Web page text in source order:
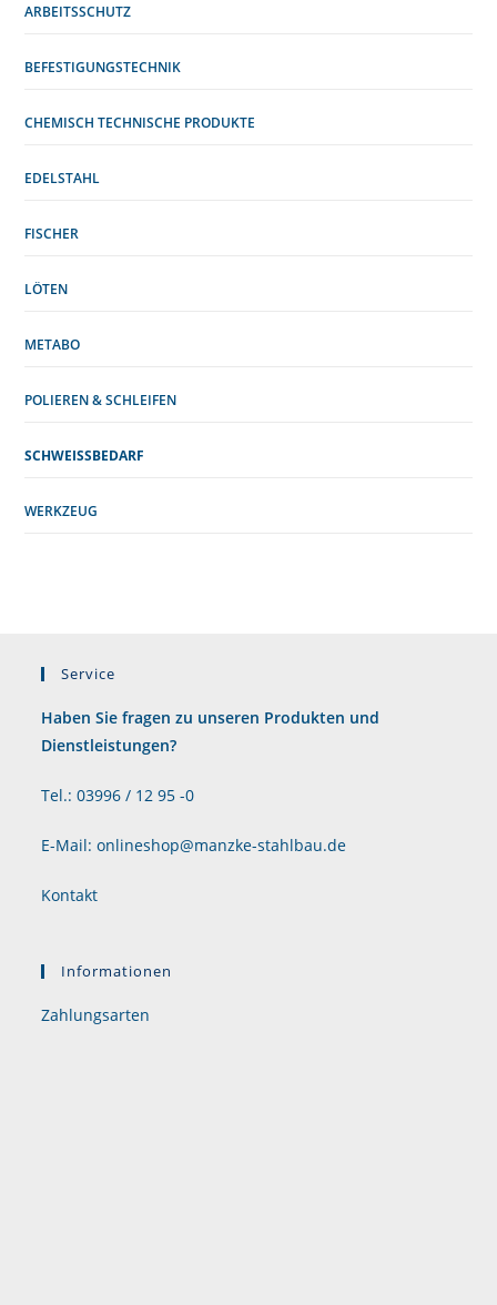
ARBEITSSCHUTZ
BEFESTIGUNGSTECHNIK
CHEMISCH TECHNISCHE PRODUKTE
EDELSTAHL
FISCHER
LÖTEN
METABO
POLIEREN & SCHLEIFEN
SCHWEISSBEDARF
WERKZEUG
Service
Haben Sie fragen zu unseren Produkten und
Dienstleistungen?
Tel.: 03996 / 12 95 -0
E-Mail: onlineshop@manzke-stahlbau.de
Kontakt
Informationen
Zahlungsarten